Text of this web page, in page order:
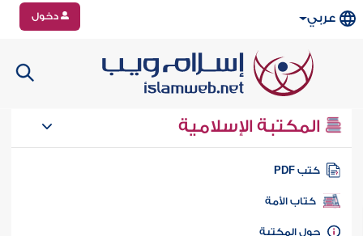
عربي دخول
المكتبة الإسلامية
كتب PDF
كتاب الأمة